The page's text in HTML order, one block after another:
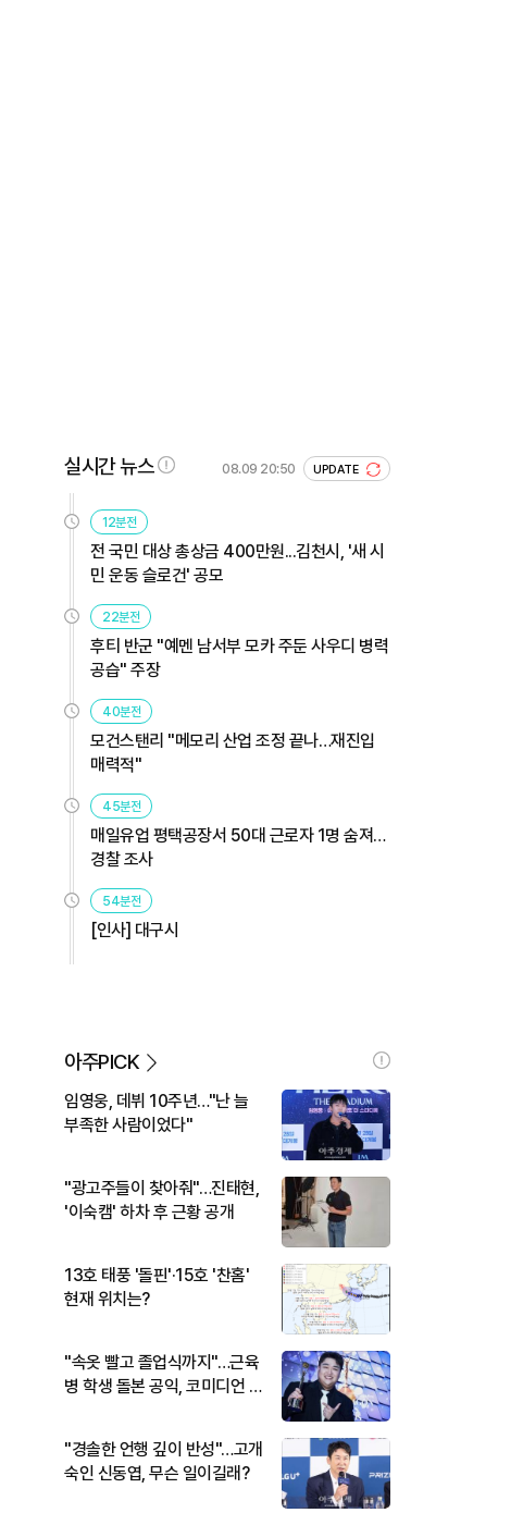
실시간 뉴스 08.09 20:50 UPDATE
12분전
전 국민 대상 총상금 400만원...김천시, '새 시
민 운동 슬로건' 공모
22분전
후티 반군 "예멘 남서부 모카 주둔 사우디 병력
공습" 주장
40분전
모건스탠리 "메모리 산업 조정 끝나…재진입
매력적"
45분전
매일유업 평택공장서 50대 근로자 1명 숨져…
경찰 조사
54분전
[인사] 대구시
아주PICK
임영웅, 데뷔 10주년…"난 늘
부족한 사람이었다"
"광고주들이 찾아줘"…진태현,
'이숙캠' 하차 후 근황 공개
13호 태풍 '돌핀'·15호 '찬홈'
현재 위치는?
"속옷 빨고 졸업식까지"…근육
병 학생 돌본 공익, 코미디언 김
"경솔한 언행 깊이 반성"…고개
숙인 신동엽, 무슨 일이길래?